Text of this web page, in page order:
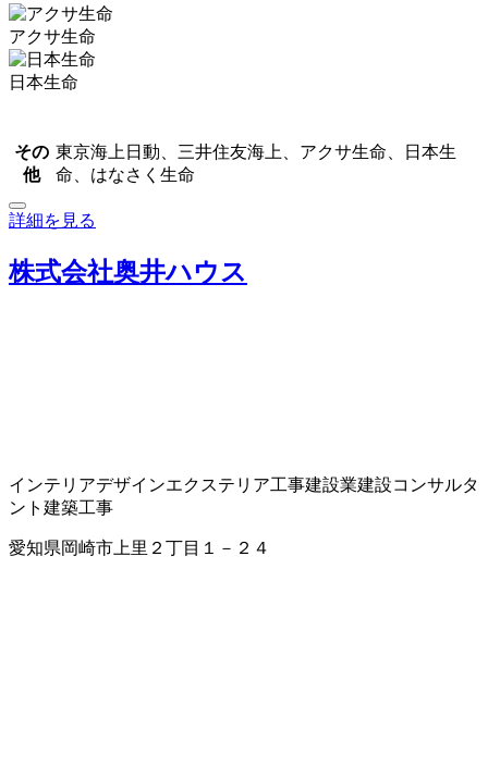
アクサ生命
日本生命
その
他
東京海上日動、三井住友海上、アクサ生命、日本生
命、はなさく生命
詳細を見る
株式会社奥井ハウス
インテリアデザインエクステリア工事建設業建設コンサルタ
ント 建築工事
愛知県岡崎市上里２丁目１－２４